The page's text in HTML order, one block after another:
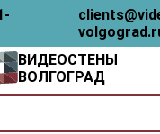
ВИДЕОСТЕНЫ
ВОЛГОГРАД